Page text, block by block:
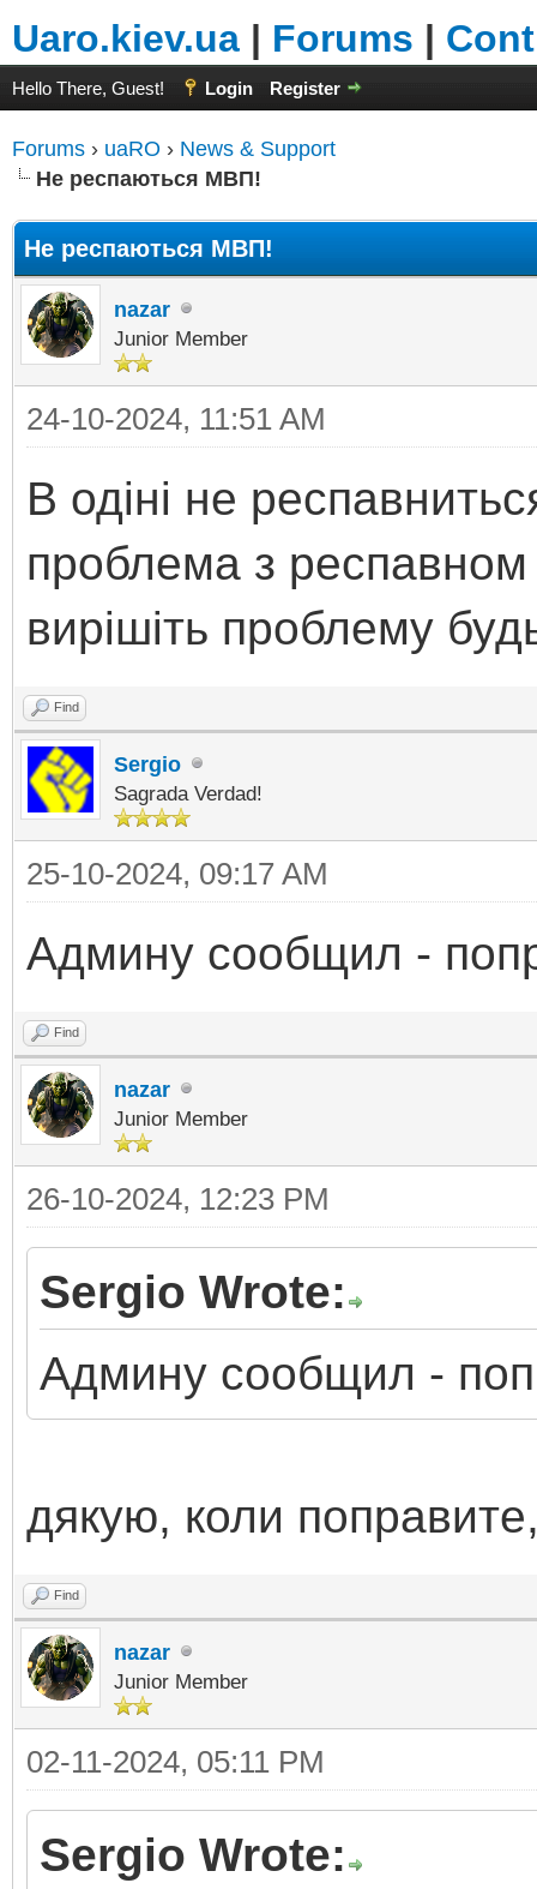
Uaro.kiev.ua | Forums |
Hello There, Guest! Login Register
Forums › uaRO › News & Support
Не респаються МВП!
Не респаються МВП!
nazar
Junior Member
24-10-2024, 11:51 AM
В одіні не
проблема з
вирішіть проблему
Find
Sergio
Sagrada Verdad!
25-10-2024, 09:17 AM
Админу сообщил -
Find
nazar
Junior Member
26-10-2024, 12:23 PM
Sergio Wrote:
Админу сообщил -
дякую, коли
Find
nazar
Junior Member
02-11-2024, 05:11 PM
Sergio Wrote: